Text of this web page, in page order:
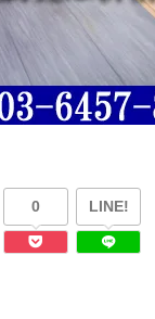
0 LINE!